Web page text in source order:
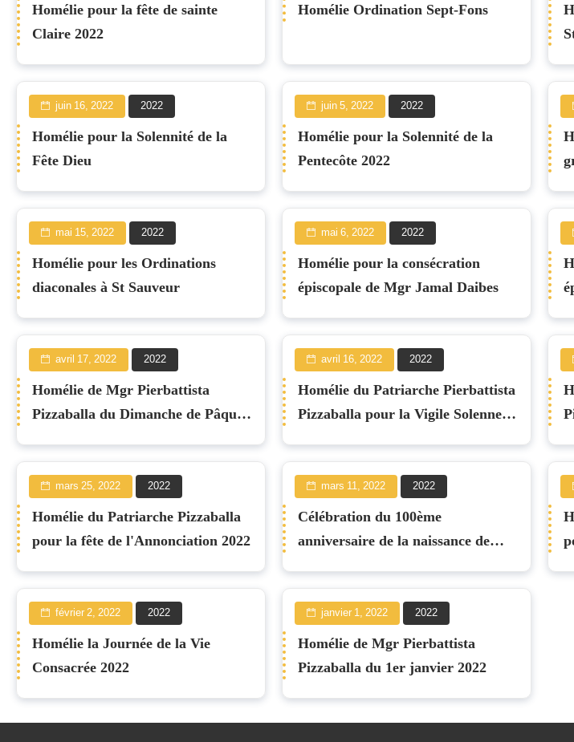
Homélie pour la fête de sainte
Claire 2022
Homélie Ordination Sept-Fons
juin 16, 2022 2022
Homélie pour la Solennité de la
Fête Dieu
juin 5, 2022 2022
Homélie pour la Solennité de la
Pentecôte 2022
mai 15, 2022 2022
Homélie pour les Ordinations
diaconales à St Sauveur
mai 6, 2022 2022
Homélie pour la consécration
épiscopale de Mgr Jamal Daibes
avril 17, 2022 2022
Homélie de Mgr Pierbattista
Pizzaballa du Dimanche de Pâques
avril 16, 2022 2022
Homélie du Patriarche Pierbattista
Pizzaballa pour la Vigile Solennelle
mars 25, 2022 2022
Homélie du Patriarche Pizzaballa
pour la fête de l'Annonciation 2022
mars 11, 2022 2022
Célébration du 100ème
anniversaire de la naissance de
février 2, 2022 2022
Homélie la Journée de la Vie
Consacrée 2022
janvier 1, 2022 2022
Homélie de Mgr Pierbattista
Pizzaballa du 1er janvier 2022